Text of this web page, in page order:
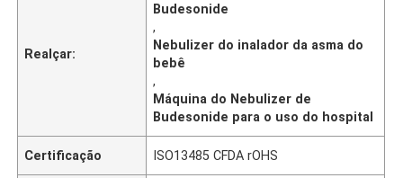
Realçar:
Budesonide
,
Nebulizer do inalador da asma do
bebê
,
Máquina do Nebulizer de
Budesonide para o uso do hospital
Certificação ISO13485 CFDA rOHS